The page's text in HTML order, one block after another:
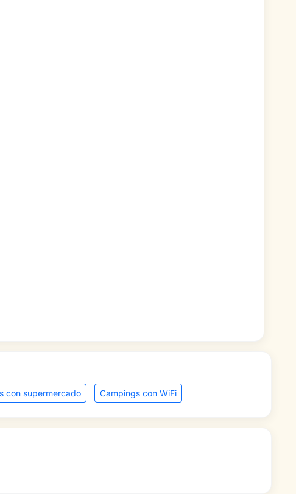
con supermercado Campings con WiFi